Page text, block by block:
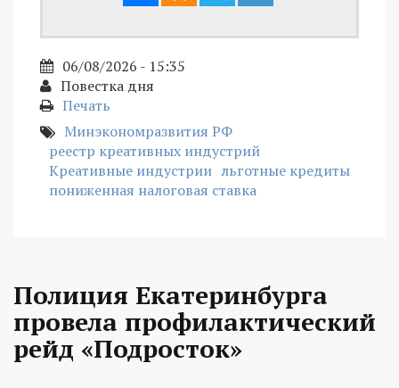
06/08/2026 - 15:35
Повестка дня
Печать
Минэкономразвития РФ
реестр креативных индустрий
Креативные индустрии льготные кредиты
пониженная налоговая ставка
Полиция Екатеринбурга
провела профилактический
рейд «Подросток»